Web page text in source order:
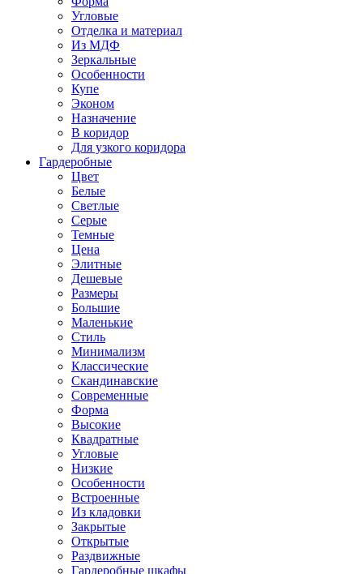
Угловые
Отделка и материал
Из МДФ
Зеркальные
Особенности
Купе
Эконом
Назначение
В коридор
Для узкого коридора
Гардеробные
Цвет
Белые
Светлые
Серые
Темные
Цена
Элитные
Дешевые
Размеры
Большие
Маленькие
Стиль
Минимализм
Классические
Скандинавские
Современные
Форма
Высокие
Квадратные
Угловые
Низкие
Особенности
Встроенные
Из кладовки
Закрытые
Открытые
Раздвижные
Гардеробные шкафы